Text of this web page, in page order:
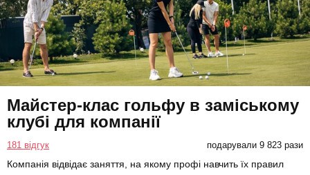
Майстер-клас гольфу в заміському
клубі для компанії
181 відгук подарували 9 823 рази
Компанія відвідає заняття, на якому профі навчить їх правил